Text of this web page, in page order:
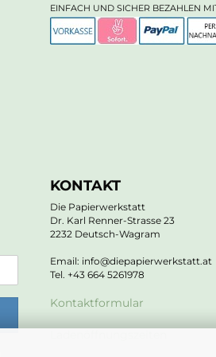
EINFACH UND SICHER BEZAHLEN
KONTAKT
Die Papierwerkstatt
Dr. Karl Renner-Strasse 23
2232 Deutsch-Wagram
Email: info@diepapierwerkstatt.at
Tel. +43 664 5261978
Kontaktformular